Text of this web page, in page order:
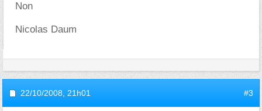
Non
Nicolas Daum
22/10/2008, 21h01 #3